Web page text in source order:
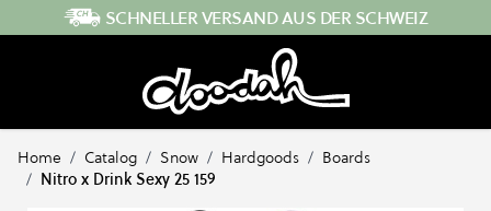
Direkt zum InhaltSCHNELLER VERSAND AUS DER SCHWEIZ
Home / Catalog / Snow / Hardgoods / Boards
/ Nitro x Drink Sexy 25 159